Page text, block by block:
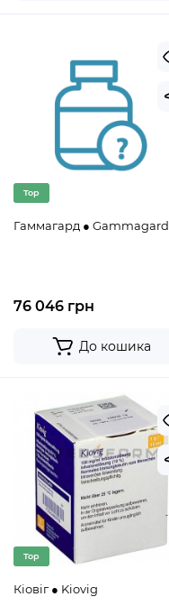
Top
Гаммагард ● Gammagard
76 046 грн
До кошика
Top
Кіовіг ● Kiovig